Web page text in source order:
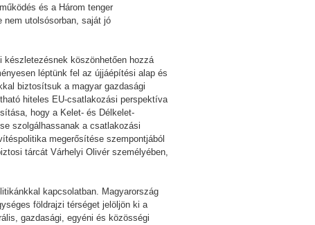
és a Három tenger
utolsósorban, saját jó
készletezésnek köszönhetően hozzá
léptünk fel az újjáépítési alap és
biztosítsuk a magyar gazdasági
hiteles EU-csatlakozási perspektíva
hogy a Kelet- és Délkelet-
szolgálhassanak a csatlakozási
megerősítése szempontjából
tárcát Várhelyi Olivér személyében,
kapcsolatban. Magyarország
földrajzi térséget jelöljön ki a
gazdasági, egyéni és közösségi